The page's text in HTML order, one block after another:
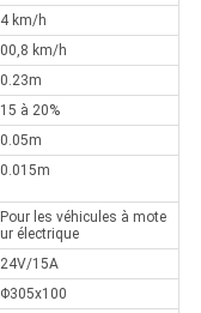
4 km/h
00,8 km/h
0.23m
15 à 20%
0.05m
0.015m
Pour les véhicules à mote
ur électrique
24V/15A
Φ305x100